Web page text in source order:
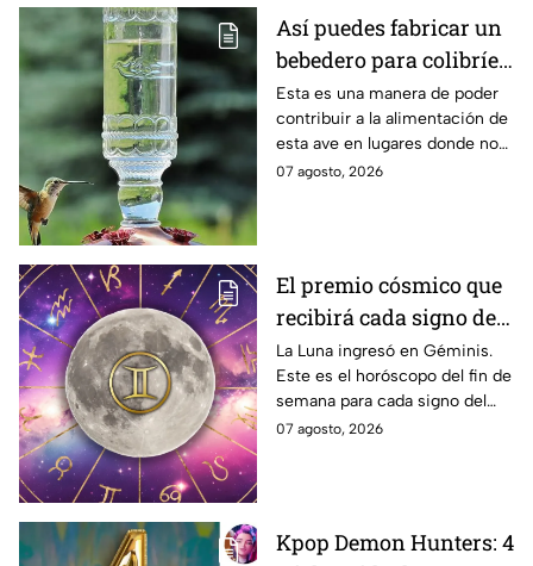
Así puedes fabricar un
bebedero para colibríes
con una botella de
plástico
Esta es una manera de poder
contribuir a la alimentación de
esta ave en lugares donde no
hay flores naturales.
07 agosto, 2026
El premio cósmico que
recibirá cada signo del
7 al 9 de agosto gracias
a la influencia de la
Luna en Géminis
La Luna ingresó en Géminis.
Este es el horóscopo del fin de
semana para cada signo del
zodiaco.
07 agosto, 2026
Kpop Demon Hunters: 4